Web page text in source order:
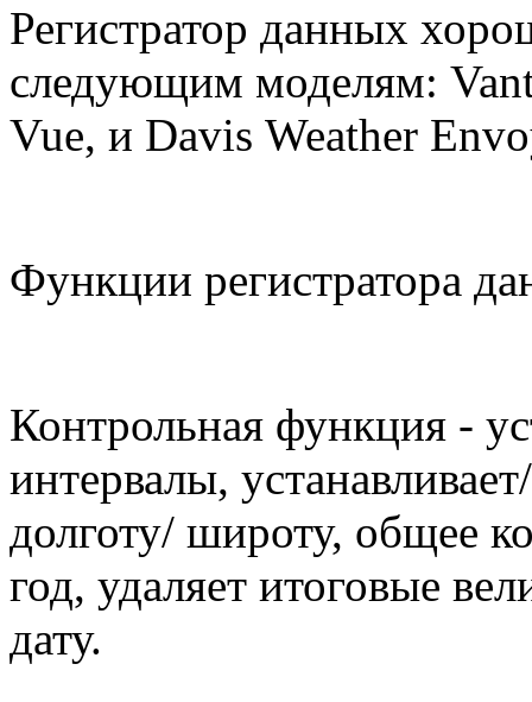
Регистратор данных
следующим моделям:
Vue, и Davis Weather
Функции регистратора
Контрольная функция -
интервалы,
долготу/ широту, общее
год, удаляет итоговые
дату.